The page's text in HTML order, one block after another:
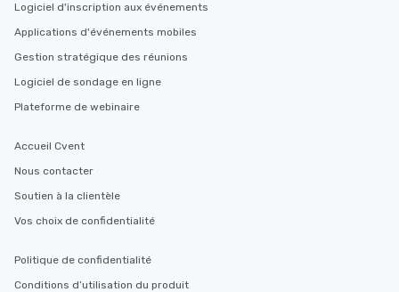
Logiciel d'inscription aux événements
Applications d'événements mobiles
Gestion stratégique des réunions
Logiciel de sondage en ligne
Plateforme de webinaire
Accueil Cvent
Nous contacter
Soutien à la clientèle
Vos choix de confidentialité
Politique de confidentialité
Conditions d’utilisation du produit